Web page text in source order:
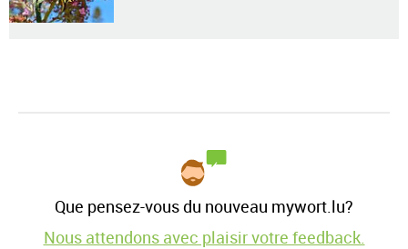
Que pensez-vous du nouveau mywort.lu?
Nous attendons avec plaisir votre feedback.